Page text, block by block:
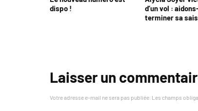
dispo !
d’un vol :
terminer sa
Laisser un
Votre adresse e-mail ne sera pas publiée. Les champs